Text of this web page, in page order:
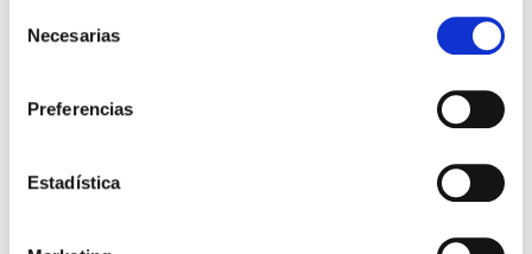
Necesarias
Preferencias
Estadística